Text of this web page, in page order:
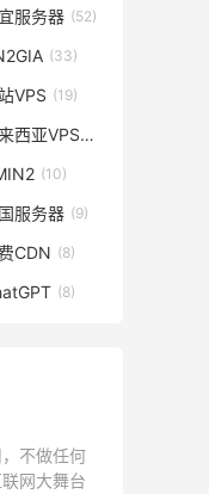
服务器 (52)
(33)
VPS (19)
马来西亚VPS(14)
(10)
服务器 (9)
CDN (8)
(8)
不做任何
网大舞台